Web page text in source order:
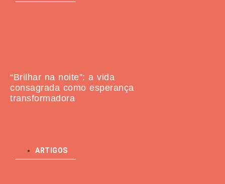
“Brilhar na noite”: a vida
consagrada como esperança
transformadora
ARTIGOS